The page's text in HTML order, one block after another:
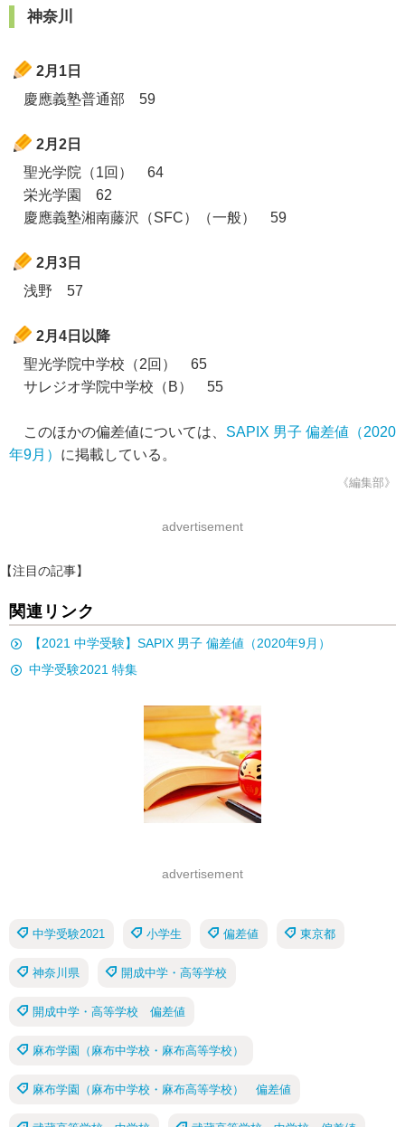
神奈川
2月1日
慶應義塾普通部 59
2月2日
聖光学院（1回） 64
栄光学園 62
慶應義塾湘南藤沢（SFC）（一般） 59
2月3日
浅野 57
2月4日以降
聖光学院中学校（2回） 65
サレジオ学院中学校（B） 55
このほかの偏差値については、 SAPIX 男子 偏差値（2020
年9月） に掲載している。
《編集部》
advertisement
【注目の記事】
関連リンク
【2021 中学受験】SAPIX 男子 偏差値（2020年9月）
中学受験2021 特集
advertisement
中学受験2021 小学生 偏差値 東京都
神奈川県 開成中学・高等学校
開成中学・高等学校 偏差値
麻布学園（麻布中学校・麻布高等学校）
麻布学園（麻布中学校・麻布高等学校） 偏差値